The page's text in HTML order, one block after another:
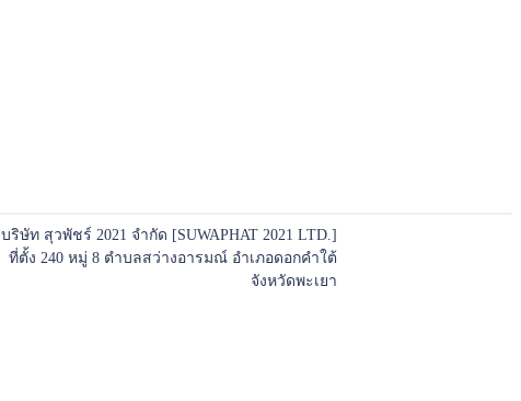
บริษัท สุวพัชร์ 2021 จำกัด [SUWAPHAT 2021 LTD.]
ที่ตั้ง 240 หมู่ 8 ตำบลสว่างอารมณ์ อำเภอดอกคำใต้
จังหวัดพะเยา